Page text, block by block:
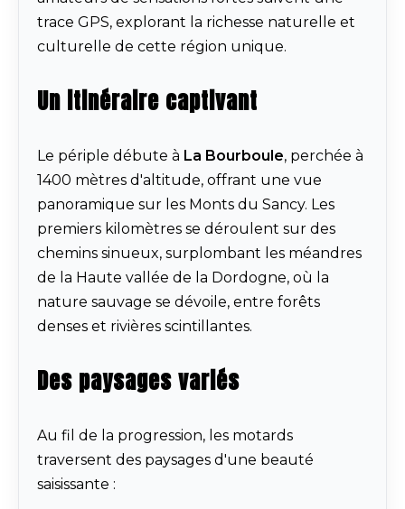
trace GPS, explorant la richesse naturelle et
culturelle de cette région unique.
Un itinéraire captivant
Le périple débute à La Bourboule, perchée à
1400 mètres d'altitude, offrant une vue
panoramique sur les Monts du Sancy. Les
premiers kilomètres se déroulent sur des
chemins sinueux, surplombant les méandres
de la Haute vallée de la Dordogne, où la
nature sauvage se dévoile, entre forêts
denses et rivières scintillantes.
Des paysages variés
Au fil de la progression, les motards
traversent des paysages d'une beauté
saisissante :